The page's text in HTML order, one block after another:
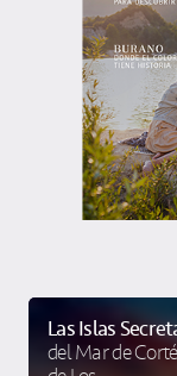
Las Islas
del Mar de